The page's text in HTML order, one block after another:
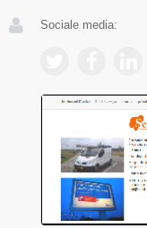
Sociale media: